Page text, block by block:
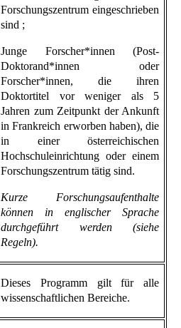
Forschungszentrum eingeschrieben
sind ;
Junge Forscher*innen (Post-
Doktorand*innen oder
Forscher*innen, die ihren
Doktortitel vor weniger als 5
Jahren zum Zeitpunkt der Ankunft
in Frankreich erworben haben), die
in einer österreichischen
Hochschuleinrichtung oder einem
Forschungszentrum tätig sind.
Kurze Forschungsaufenthalte
können in englischer Sprache
durchgeführt werden (siehe
Regeln).
Dieses Programm gilt für alle
wissenschaftlichen Bereiche.